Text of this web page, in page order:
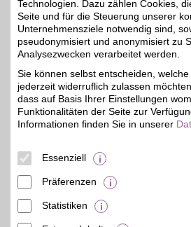
Adresse
An den Loddenbüschen 93
48155 Münster
Technologien. Dazu zählen Cookies,
Seite und für die Steuerung unserer
Unternehmensziele notwendig sind,
pseudonymisiert und anonymisiert zu
Analysezwecken verarbeitet werden.
Sie können selbst entscheiden,
jederzeit widerruflich zulassen
dass auf Basis Ihrer Einstellungen
Funktionalitäten der Seite zur
Informationen finden Sie in unserer
Essenziell
Präferenzen
Statistiken